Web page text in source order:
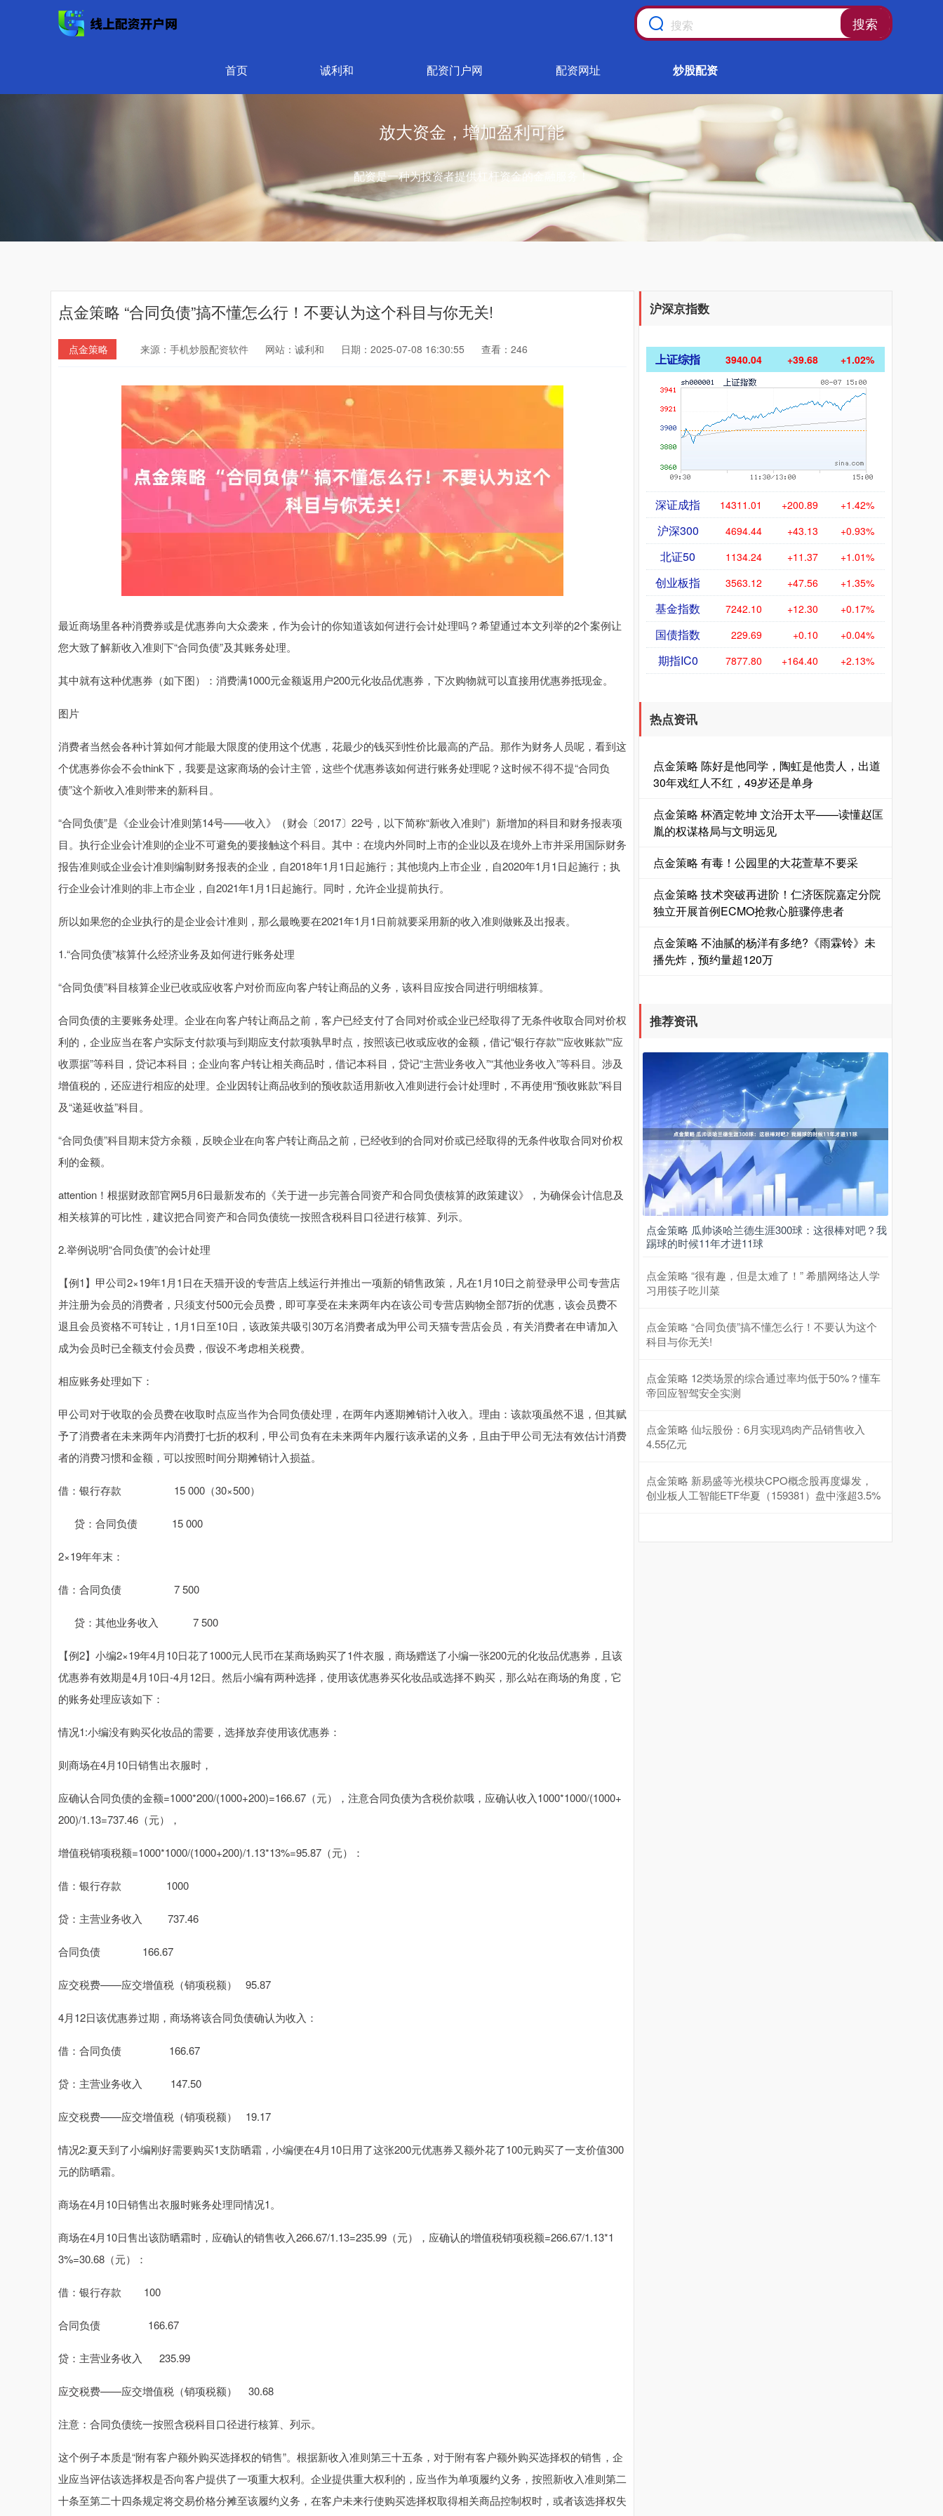
搜索
首页 诚利和 配资门户网 配资网址 炒股配资
放大资金，增加盈利可能
配资是一种为投资者提供杠杆资金的金融服务！
点金策略 “合同负债”搞不懂怎么行！不要认为这个科目与你无关!
点金策略 来源：手机炒股配资软件 网站：诚利和 日期：2025-07-08 16:30:55 查看：246
最近商场里各种消费券或是优惠券向大众袭来，作为会计的你知道该如何进行会计处理吗？希望通过本文列举的2个案例让
您大致了解新收入准则下“合同负债”及其账务处理。
其中就有这种优惠券（如下图）：消费满1000元金额返用户200元化妆品优惠券，下次购物就可以直接用优惠券抵现金。
图片
消费者当然会各种计算如何才能最大限度的使用这个优惠，花最少的钱买到性价比最高的产品。那作为财务人员呢，看到这
个优惠券你会不会think下，我要是这家商场的会计主管，这些个优惠券该如何进行账务处理呢？这时候不得不提“合同负
债”这个新收入准则带来的新科目。
“合同负债”是《企业会计准则第14号——收入》（财会〔2017〕22号，以下简称“新收入准则”）新增加的科目和财务报表项
目。执行企业会计准则的企业不可避免的要接触这个科目。其中：在境内外同时上市的企业以及在境外上市并采用国际财务
报告准则或企业会计准则编制财务报表的企业，自2018年1月1日起施行；其他境内上市企业，自2020年1月1日起施行；执
行企业会计准则的非上市企业，自2021年1月1日起施行。同时，允许企业提前执行。
所以如果您的企业执行的是企业会计准则，那么最晚要在2021年1月1日前就要采用新的收入准则做账及出报表。
1.“合同负债”核算什么经济业务及如何进行账务处理
“合同负债”科目核算企业已收或应收客户对价而应向客户转让商品的义务，该科目应按合同进行明细核算。
合同负债的主要账务处理。企业在向客户转让商品之前，客户已经支付了合同对价或企业已经取得了无条件收取合同对价权
利的，企业应当在客户实际支付款项与到期应支付款项孰早时点，按照该已收或应收的金额，借记“银行存款”“应收账款”“应
收票据”等科目，贷记本科目；企业向客户转让相关商品时，借记本科目，贷记“主营业务收入”“其他业务收入”等科目。涉及
增值税的，还应进行相应的处理。企业因转让商品收到的预收款适用新收入准则进行会计处理时，不再使用“预收账款”科目
及“递延收益”科目。
“合同负债”科目期末贷方余额，反映企业在向客户转让商品之前，已经收到的合同对价或已经取得的无条件收取合同对价权
利的金额。
attention！根据财政部官网5月6日最新发布的《关于进一步完善合同资产和合同负债核算的政策建议》，为确保会计信息及
相关核算的可比性，建议把合同资产和合同负债统一按照含税科目口径进行核算、列示。
2.举例说明“合同负债”的会计处理
【例1】甲公司2×19年1月1日在天猫开设的专营店上线运行并推出一项新的销售政策，凡在1月10日之前登录甲公司专营店
并注册为会员的消费者，只须支付500元会员费，即可享受在未来两年内在该公司专营店购物全部7折的优惠，该会员费不
退且会员资格不可转让，1月1日至10日，该政策共吸引30万名消费者成为甲公司天猫专营店会员，有关消费者在申请加入
成为会员时已全额支付会员费，假设不考虑相关税费。
相应账务处理如下：
甲公司对于收取的会员费在收取时点应当作为合同负债处理，在两年内逐期摊销计入收入。理由：该款项虽然不退，但其赋
予了消费者在未来两年内消费打七折的权利，甲公司负有在未来两年内履行该承诺的义务，且由于甲公司无法有效估计消费
者的消费习惯和金额，可以按照时间分期摊销计入损益。
借：银行存款 15 000（30×500）
贷：合同负债 15 000
2×19年年末：
借：合同负债 7 500
贷：其他业务收入 7 500
【例2】小编2×19年4月10日花了1000元人民币在某商场购买了1件衣服，商场赠送了小编一张200元的化妆品优惠券，且该
优惠券有效期是4月10日-4月12日。然后小编有两种选择，使用该优惠券买化妆品或选择不购买，那么站在商场的角度，它
的账务处理应该如下：
情况1:小编没有购买化妆品的需要，选择放弃使用该优惠券：
则商场在4月10日销售出衣服时，
应确认合同负债的金额=1000*200/(1000+200)=166.67（元），注意合同负债为含税价款哦，应确认收入1000*1000/(1000+
200)/1.13=737.46（元），
增值税销项税额=1000*1000/(1000+200)/1.13*13%=95.87（元）：
借：银行存款 1000
贷：主营业务收入 737.46
合同负债 166.67
应交税费——应交增值税（销项税额） 95.87
4月12日该优惠券过期，商场将该合同负债确认为收入：
借：合同负债 166.67
贷：主营业务收入 147.50
应交税费——应交增值税（销项税额） 19.17
情况2:夏天到了小编刚好需要购买1支防晒霜，小编便在4月10日用了这张200元优惠券又额外花了100元购买了一支价值300
元的防晒霜。
商场在4月10日销售出衣服时账务处理同情况1。
商场在4月10日售出该防晒霜时，应确认的销售收入266.67/1.13=235.99（元），应确认的增值税销项税额=266.67/1.13*1
3%=30.68（元）：
借：银行存款 100
合同负债 166.67
贷：主营业务收入 235.99
应交税费——应交增值税（销项税额） 30.68
注意：合同负债统一按照含税科目口径进行核算、列示。
这个例子本质是“附有客户额外购买选择权的销售”。根据新收入准则第三十五条，对于附有客户额外购买选择权的销售，企
业应当评估该选择权是否向客户提供了一项重大权利。企业提供重大权利的，应当作为单项履约义务，按照新收入准则第二
十条至第二十四条规定将交易价格分摊至该履约义务，在客户未来行使购买选择权取得相关商品控制权时，或者该选择权失
沪深京指数
上证综指 3940.04 +39.68 +1.02%
深证成指 14311.01 +200.89 +1.42%
沪深300 4694.44 +43.13 +0.93%
北证50 1134.24 +11.37 +1.01%
创业板指 3563.12 +47.56 +1.35%
基金指数 7242.10 +12.30 +0.17%
国债指数 229.69 +0.10 +0.04%
期指IC0 7877.80 +164.40 +2.13%
热点资讯
点金策略 陈好是他同学，陶虹是他贵人，出道
30年戏红人不红，49岁还是单身
点金策略 杯酒定乾坤 文治开太平——读懂赵匡
胤的权谋格局与文明远见
点金策略 有毒！公园里的大花萱草不要采
点金策略 技术突破再进阶！仁济医院嘉定分院
独立开展首例ECMO抢救心脏骤停患者
点金策略 不油腻的杨洋有多绝?《雨霖铃》未
播先炸，预约量超120万
推荐资讯
点金策略 瓜帅谈哈兰德生涯300球：这很棒对吧？我
踢球的时候11年才进11球
点金策略 “很有趣，但是太难了！” 希腊网络达人学
习用筷子吃川菜
点金策略 “合同负债”搞不懂怎么行！不要认为这个
科目与你无关!
点金策略 12类场景的综合通过率均低于50%？懂车
帝回应智驾安全实测
点金策略 仙坛股份：6月实现鸡肉产品销售收入
4.55亿元
点金策略 新易盛等光模块CPO概念股再度爆发，
创业板人工智能ETF华夏（159381）盘中涨超3.5%